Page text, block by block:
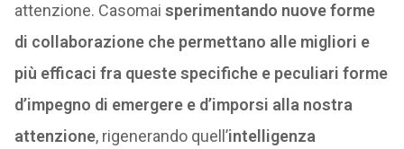
attenzione. Casomai sperimentando nuove forme
di collaborazione che permettano alle migliori e
più efficaci fra queste specifiche e peculiari forme
d’impegno di emergere e d’imporsi alla nostra
attenzione, rigenerando quell’intelligenza